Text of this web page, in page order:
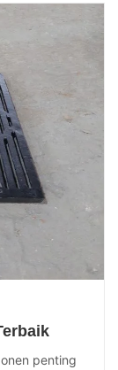
penting